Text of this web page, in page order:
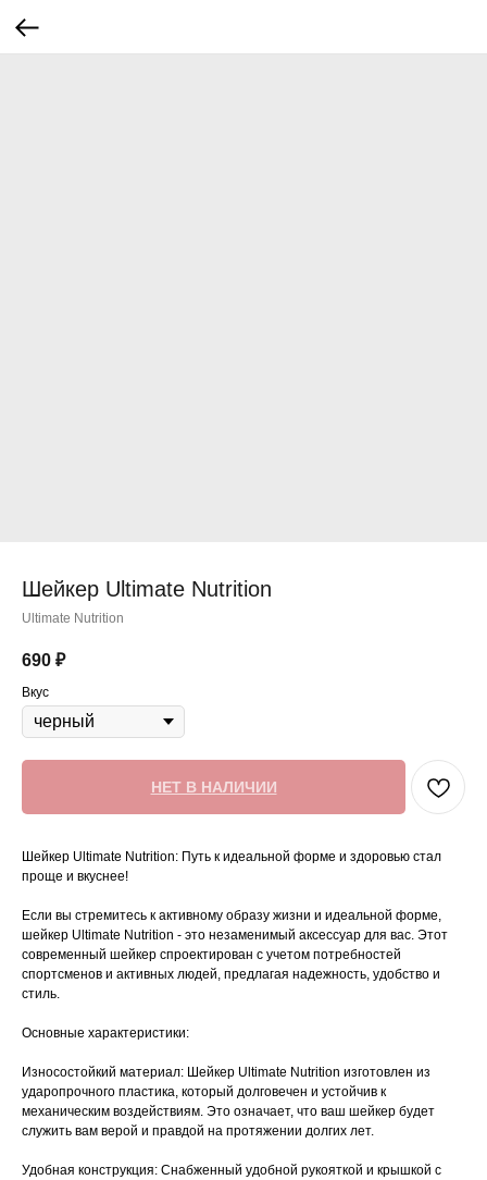
Шейкер Ultimate Nutrition
Ultimate Nutrition
690 ₽
Вкус
НЕТ В НАЛИЧИИ
Шейкер Ultimate Nutrition: Путь к идеальной форме и здоровью стал
проще и вкуснее!
Если вы стремитесь к активному образу жизни и идеальной форме,
шейкер Ultimate Nutrition - это незаменимый аксессуар для вас. Этот
современный шейкер спроектирован с учетом потребностей
спортсменов и активных людей, предлагая надежность, удобство и
стиль.
Основные характеристики:
Износостойкий материал: Шейкер Ultimate Nutrition изготовлен из
ударопрочного пластика, который долговечен и устойчив к
механическим воздействиям. Это означает, что ваш шейкер будет
служить вам верой и правдой на протяжении долгих лет.
Удобная конструкция: Снабженный удобной рукояткой и крышкой с